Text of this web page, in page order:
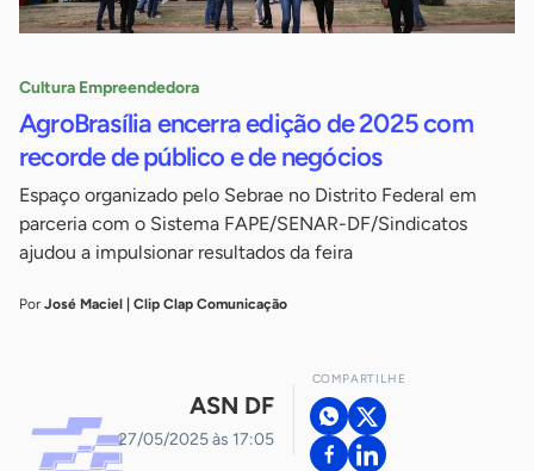
Cultura Empreendedora
AgroBrasília encerra edição de 2025 com
recorde de público e de negócios
Espaço organizado pelo Sebrae no Distrito Federal em
parceria com o Sistema FAPE/SENAR-DF/Sindicatos
ajudou a impulsionar resultados da feira
Por José Maciel | Clip Clap Comunicação
ASN DF
27/05/2025 às 17:05
COMPARTILHE